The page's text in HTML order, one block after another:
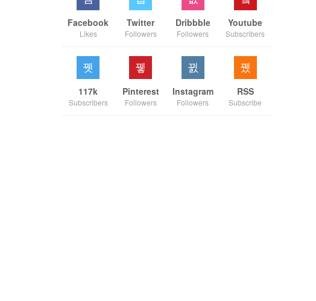
Facebook
Likes
Twitter
Followers
Dribbble
Followers
Youtube
Subscribers
117k
Subscribers
Pinterest
Followers
Instagram
Followers
RSS
Subscribe